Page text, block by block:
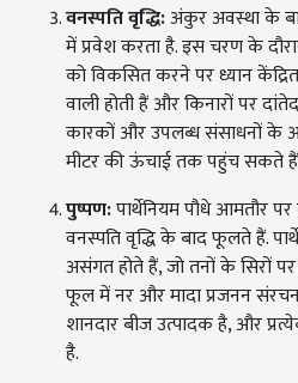
वनस्पति वृद्धि:अंकुर अवस्था के
में प्रवेश करता है. इस चरण के
को विकसित करने पर ध्यान
वाली होती हैं और किनारों पर
कारकों और उपलब्ध संसाधनों के
मीटर की ऊंचाई तक पहुंच सकते
पुष्पण:पार्थेनियम पौधे आमतौर
वनस्पति वृद्धि के बाद फूलते हैं.
असंगत होते हैं, जो तनों के सिरों
फूल में नर और मादा प्रजनन
शानदार बीज उत्पादक है, और
है.